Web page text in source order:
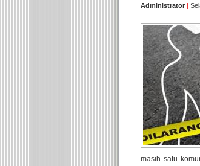
Administrator |
masih satu